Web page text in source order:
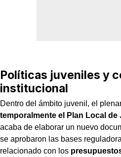
Políticas juveniles y
institucional
Dentro del ámbito juvenil, el
temporalmente el Plan Local de
acaba de elaborar un nuevo
se aprobaron las bases
relacionado con los